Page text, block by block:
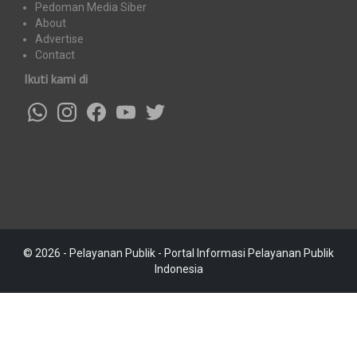
Pedoman Media Siber
About
Advertise
Contact
Ikuti kami di
© 2026 - Pelayanan Publik - Portal Informasi Pelayanan Publik
Indonesia